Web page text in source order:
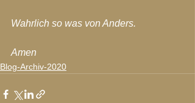
Wahrlich so was von Anders.
Amen
Blog-Archiv-2020